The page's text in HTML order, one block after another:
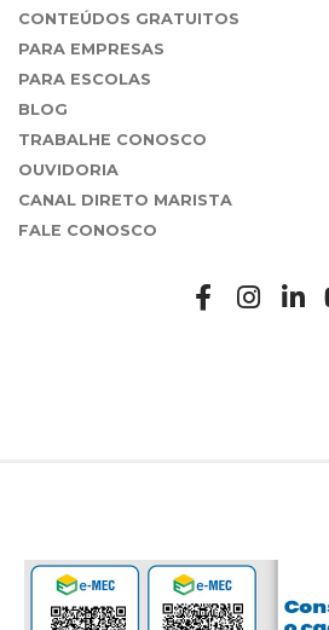
CONTEÚDOS GRATUITOS
PARA EMPRESAS
PARA ESCOLAS
BLOG
TRABALHE CONOSCO
OUVIDORIA
CANAL DIRETO MARISTA
FALE CONOSCO